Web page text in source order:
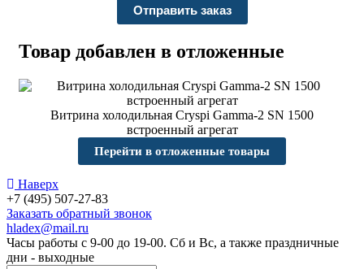
Товар добавлен в отложенные
Витрина холодильная Cryspi Gamma-2 SN 1500
встроенный агрегат
Перейти в отложенные товары
Наверх
+7 (495) 507-27-83
Заказать обратный звонок
hladex@mail.ru
Часы работы с 9-00 до 19-00. Сб и Вс, а также праздничные
дни - выходные